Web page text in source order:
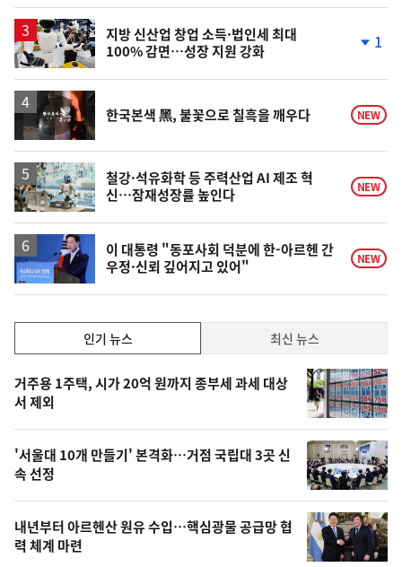
일
지방 신산업 창업 소득·법인세 최대
100% 감면…성장 지원 강화
하
락
1
영
상
한국본색 黑, 불꽃으로 칠흑을 깨우다 NEW
철강·석유화학 등 주력산업 AI 제조 혁
신…잠재성장률 높인다
NEW
이 대통령 "동포사회 덕분에 한-아르헨 간
우정·신뢰 깊어지고 있어"
NEW
기,
최
신,
오
늘
의
영
상
인기 뉴스 최신 뉴스
인
기
뉴
스
거주용 1주택, 시가 20억 원까지 종부세 과세 대상
서 제외
'서울대 10개 만들기' 본격화…거점 국립대 3곳 신
속 선정
내년부터 아르헨산 원유 수입…핵심광물 공급망 협
력 체계 마련